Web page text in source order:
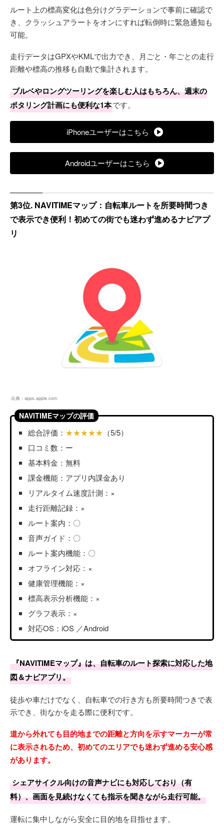
ルート上の標高変化は色分けグラデーションで事前に確認で
き、クラッシュアラートをオンにすれば転倒時に緊急通知も
可能。
走行データはGPXやKMLで出力でき、月ごと・年ごとの走行
距離や標高の推移も自動で集計されます。
ブルベやロングツーリングを楽しむ人はもちろん、週末の
ポタリング計画にも便利な1本です。
iPhoneユーザーはこちら
Androidユーザーはこちら
第3位. NAVITIMEマップ：自転車ルートを所要時間つき
で表示でき便利！初めての街でも迷わず進めるナビアプ
リ
出典： apps.apple.com
NAVITIMEマップの評価
総合評価： ★★★★★ （5/5）
口コミ数：ー
基本料金：無料
課金機能：アプリ内課金あり
リアルタイム速度計測：×
走行距離記録：×
ルート案内：〇
音声ガイド：〇
ルート案内機能：〇
オフライン対応：×
健康管理機能：×
標高表示分析機能：×
グラフ表示：×
対応OS：iOS ／Android
『NAVITIMEマップ』は、自転車のルート探索に対応した地
図＆ナビアプリ。
徒歩や車だけでなく、自転車での行き方も所要時間つきで表
示でき、街なかを走る際に便利です。
道から外れても目的地までの距離と方向を示すマーカーが常
に表示されるため、初めてのエリアでも迷わず進める安心感
があります。
シェアサイクル向けの音声ナビにも対応しており（有
料）、画面を見続けなくても指示を聞きながら走行可能。
運転に集中しながら安全に目的地を目指せます。